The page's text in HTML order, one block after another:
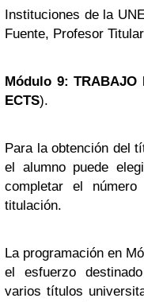
Instituciones de la
Fuente, Profesor
Módulo 9: TRABAJO
ECTS).
Para la obtención del
el alumno puede
completar el
titulación.
La programación en
el esfuerzo
varios títulos